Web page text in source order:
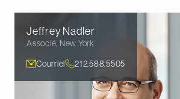
Jeffrey Nadler
Associé New York
Courriel 212.588.5505